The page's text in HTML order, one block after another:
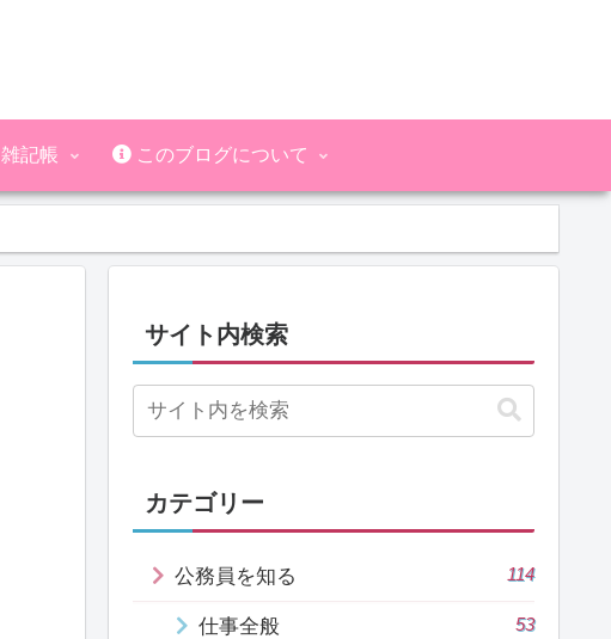
雑記帳 このブログについて
サイト内検索
カテゴリー
公務員を知る 114
仕事全般 53